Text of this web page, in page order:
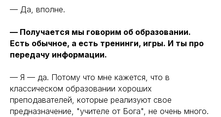
— Да, вполне.
— Получается мы говорим об образовании.
Есть обычное, а есть тренинги, игры. И ты про
передачу информации.
— Я — да. Потому что мне кажется, что в
классическом образовании хороших
преподавателей, которые реализуют свое
предназначение, "учителе от Бога", не очень много.